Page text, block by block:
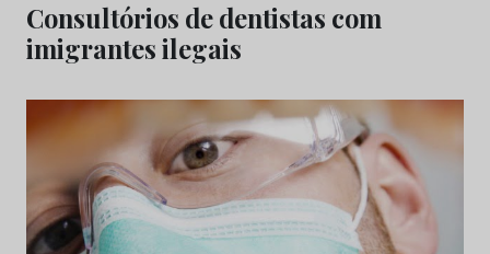
Consultórios de dentistas com
imigrantes ilegais